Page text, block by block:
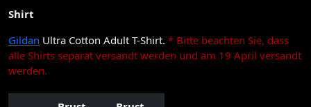
Shirt
Gildan Ultra Cotton Adult T-Shirt. * Bitte beachten Sie, dass
alle Shirts separat versandt werden und am 19 April versandt
werden.